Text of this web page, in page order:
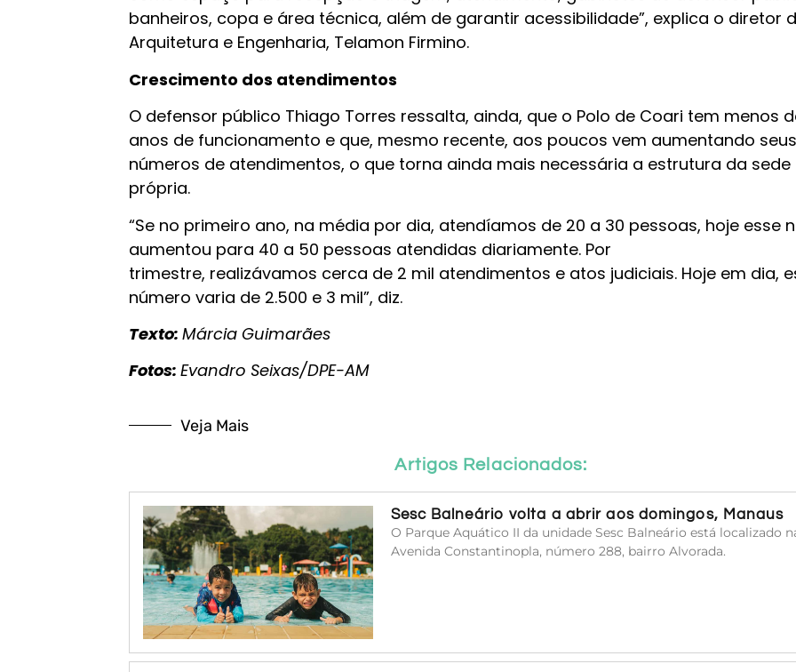
banheiros, copa e área técnica, além de garantir acessibilidade”, explica o diretor
Arquitetura e Engenharia, Telamon Firmino.
Crescimento dos atendimentos
O defensor público Thiago Torres ressalta, ainda, que o Polo de Coari tem menos
anos de funcionamento e que, mesmo recente, aos poucos vem aumentando seus
números de atendimentos, o que torna ainda mais necessária a estrutura da sede
própria.
“Se no primeiro ano, na média por dia, atendíamos de 20 a 30 pessoas, hoje esse
aumentou para 40 a 50 pessoas atendidas diariamente. Por
trimestre, realizávamos cerca de 2 mil atendimentos e atos judiciais. Hoje em dia,
número varia de 2.500 e 3 mil”, diz.
Texto: Márcia Guimarães
Fotos: Evandro Seixas/DPE-AM
Veja Mais
Artigos Relacionados:
Sesc Balneário volta a abrir aos domingos, Manaus
O Parque Aquático II da unidade Sesc Balneário está localizado
Avenida Constantinopla, número 288, bairro Alvorada.